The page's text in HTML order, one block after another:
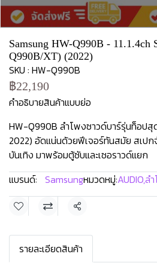
Samsung HW-Q990B - 11.1.4ch
Q990B/XT) (2022)
SKU : HW-Q990B
฿22,190
คำอธิบายสินค้าแบบย่อ
HW-Q990B ลำโพงซาวด์บาร์รุ่นท็อป
2022) อัดแน่นด้วยฟีเจอร์ทันสมัย สเป
บันเทิง มาพร้อมตู้ซับและเซอราวด์แยก
แบรนด์: Samsungหมวดหมู่:AUDIO,ล
แชร์
รายละเอียดสินค้า